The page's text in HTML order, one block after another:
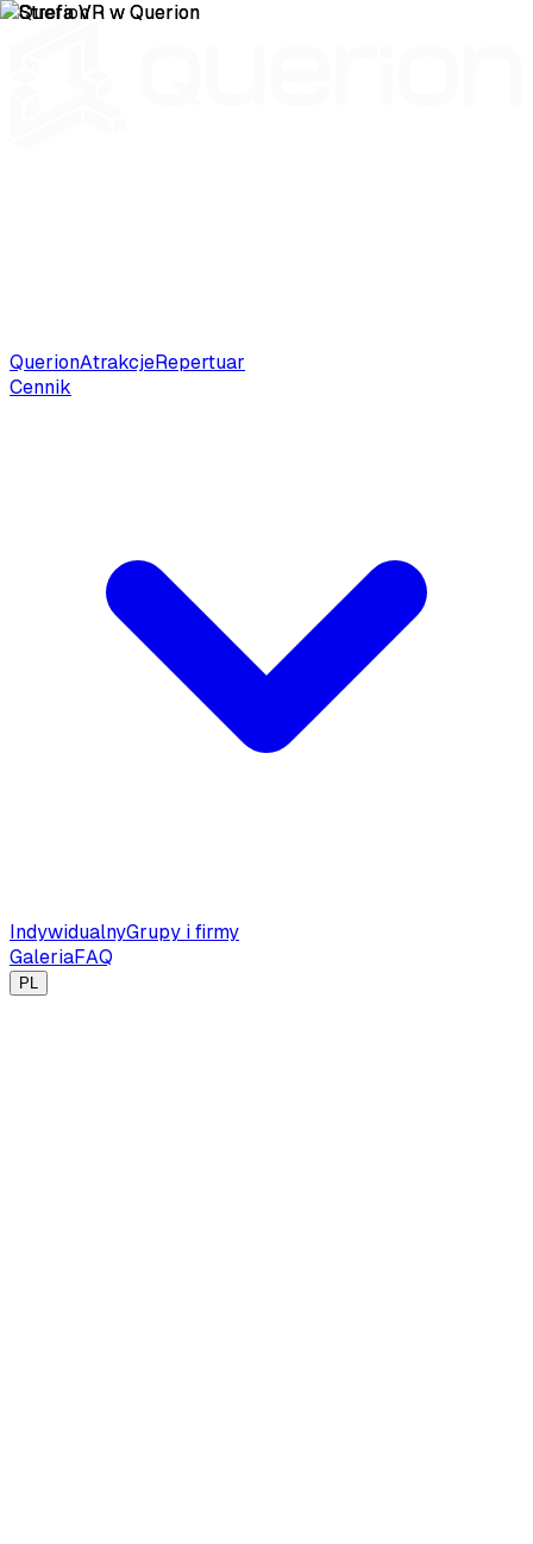
QuerionAtrakcjeRepertuar
Cennik
IndywidualnyGrupy i firmy
GaleriaFAQ
PL